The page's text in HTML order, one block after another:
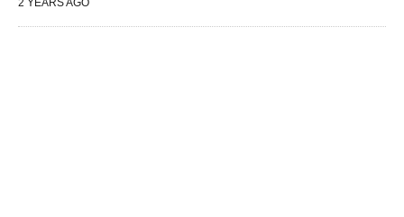
2 YEARS AGO